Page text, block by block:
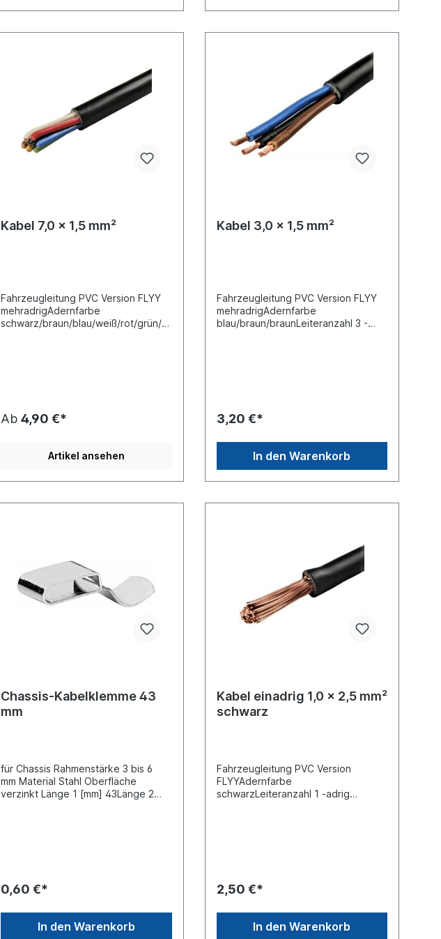
Kabel 7,0 x 1,5 mm²
Fahrzeugleitung PVC Version FLYY
mehradrigAdernfarbe
schwarz/braun/blau/weiß/rot/grün/g
Ab4,90 €*
Artikel ansehen
Kabel 3,0 x 1,5 mm²
Fahrzeugleitung PVC Version FLYY
mehradrigAdernfarbe
blau/braun/braunLeiteranzahl 3 -
3,20 €*
In den Warenkorb
Chassis-Kabelklemme 43
mm
für Chassis Rahmenstärke 3 bis 6
mm Material Stahl Oberfläche
verzinkt Länge 1 [mm] 43Länge 2
0,60 €*
In den Warenkorb
Kabel einadrig 1,0 x 2,5 mm²
schwarz
Fahrzeugleitung PVC Version
FLYYAdernfarbe
schwarzLeiteranzahl 1 -adrig
2,50 €*
In den Warenkorb